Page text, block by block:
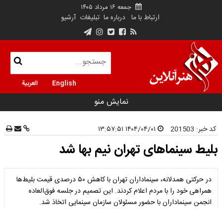
جمعه ۱۶ مرداد ۱۴۰۵
ارتباط با ما درباره ما تبلیغات آرشیو
English العربية
نمایش منو
کد خبر: 201503
بلیط سینماهای تهران نیم بها شد
در حرکتی همدلانه، سینماداران تهران با کاهش ۵۰ درصدی قیمت بلیط‌ها
همراهی خود را با مردم اعلام کردند. این تصمیم در جلسه فوق‌العاده
انجمن سینماداران با حضور مسئولان سازمان سینمایی اتخاذ شد.